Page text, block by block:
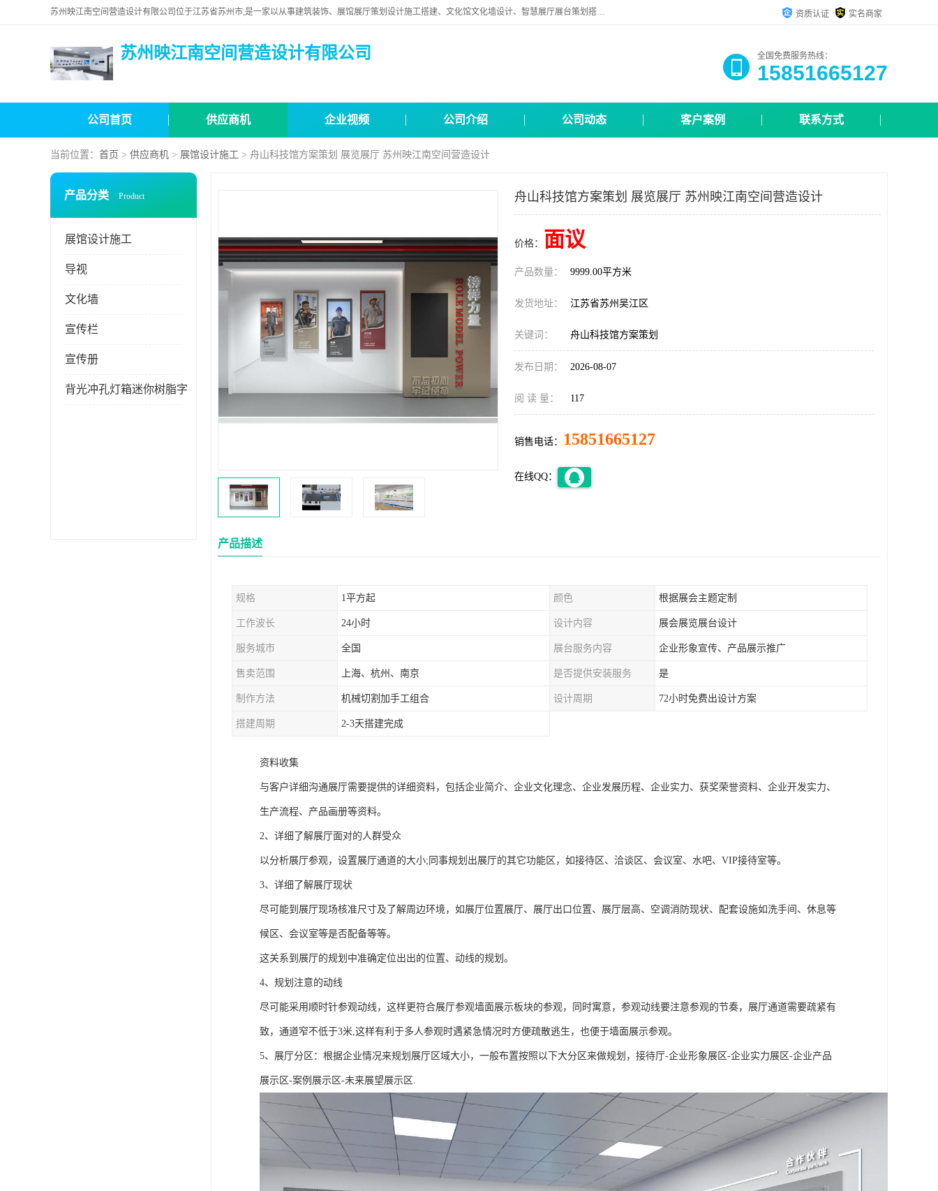
苏州映江南空间营造设计有限公司位于江苏省苏州市,是一家以从事建筑装饰、展馆展厅策划设计施工搭建、文化馆文化墙设计、智慧展厅展台策划搭建和其他建筑装饰装修业为主的企业。 资质认证 实名商家
苏州映江南空间营造设计有限公司 全国免费服务热线：
15851665127
公司首页 供应商机 企业视频 公司介绍 公司动态 客户案例 联系方式
当前位置： 首页 > 供应商机 > 展馆设计施工 > 舟山科技馆方案策划 展览展厅 苏州映江南空间营造设计
产品分类 Product
展馆设计施工
导视
文化墙
宣传栏
宣传册
背光冲孔灯箱迷你树脂字
舟山科技馆方案策划 展览展厅 苏州映江南空间营造设计
价格： 面议
产品数量： 9999.00平方米
发货地址： 江苏省苏州吴江区
关键词： 舟山科技馆方案策划
发布日期： 2026-08-07
阅 读 量： 117
销售电话： 15851665127
在线QQ：
产品描述
规格 1平方起 颜色 根据展会主题定制
工作波长 24小时 设计内容 展会展览展台设计
服务城市 全国 展台服务内容 企业形象宣传、产品展示推广
售卖范围 上海、杭州、南京 是否提供安装服务 是
制作方法 机械切割加手工组合 设计周期 72小时免费出设计方案
搭建周期 2-3天搭建完成
资料收集
与客户详细沟通展厅需要提供的详细资料，包括企业简介、企业文化理念、企业发展历程、企业实力、获奖荣誉资料、企业开发实力、
生产流程、产品画册等资料。
2、详细了解展厅面对的人群受众
以分析展厅参观，设置展厅通道的大小;同事规划出展厅的其它功能区，如接待区、洽谈区、会议室、水吧、VIP接待室等。
3、详细了解展厅现状
尽可能到展厅现场核准尺寸及了解周边环境，如展厅位置展厅、展厅出口位置、展厅层高、空调消防现状、配套设施如洗手间、休息等
候区、会议室等是否配备等等。
这关系到展厅的规划中准确定位出出的位置、动线的规划。
4、规划注意的动线
尽可能采用顺时针参观动线，这样更符合展厅参观墙面展示板块的参观，同时寓意，参观动线要注意参观的节奏，展厅通道需要疏紧有
致，通道窄不低于3米,这样有利于多人参观时遇紧急情况时方便疏散逃生，也便于墙面展示参观。
5、展厅分区：根据企业情况来规划展厅区域大小，一般布置按照以下大分区来做规划，接待厅-企业形象展区-企业实力展区-企业产品
展示区-案例展示区-未来展望展示区.